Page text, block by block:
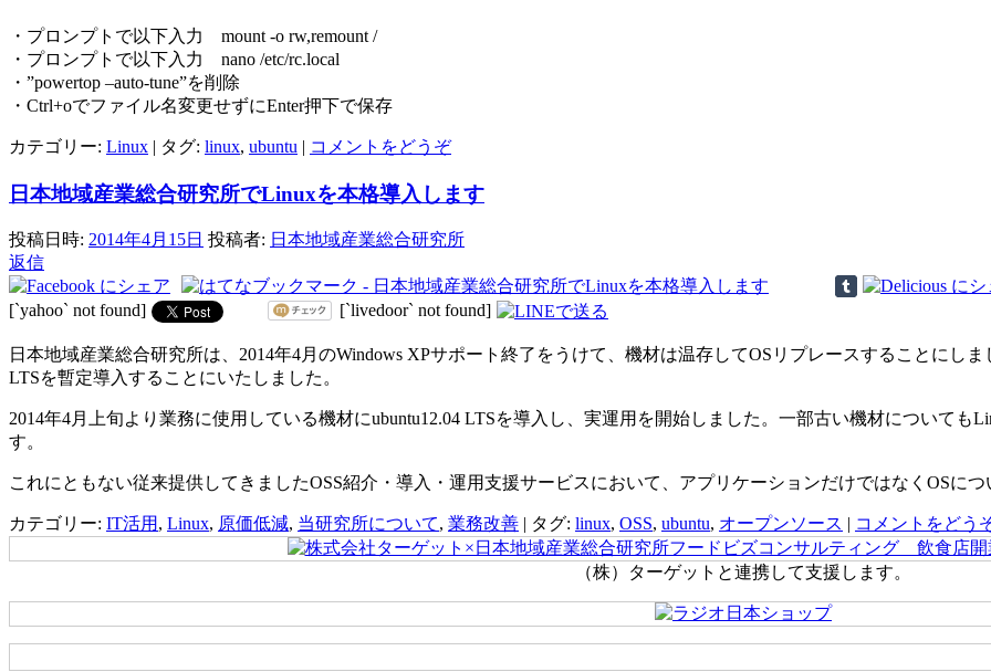
・プロンプトで以下入力 mount -o rw,remount /
・プロンプトで以下入力 nano /etc/rc.local
・”powertop –auto-tune”を削除
・Ctrl+oでファイル名変更せずにEnter押下で保存
カテゴリー: Linux | タグ: linux, ubuntu | コメントをどうぞ
日本地域産業総合研究所でLinuxを本格導入します
投稿日時: 2014年4月15日 投稿者: 日本地域産業総合研究所
返信
[`yahoo` not found] [`livedoor` not found]
日本地域産業総合研究所は、2014年4月のWindows XPサポート終了をうけて、機材は温存してOSリプレースすることにし
LTSを暫定導入することにいたしました。
2014年4月上旬より業務に使用している機材にubuntu12.04 LTSを導入し、実運用を開始しました。一部古い機材についても
す。
これにともない従来提供してきましたOSS紹介・導入・運用支援サービスにおいて、アプリケーションだけではなくOSに
カテゴリー: IT活用 , Linux, 原価低減, 当研究所について, 業務改善 | タグ: linux, OSS, ubuntu, オープンソース | コメントをどう
（株）ターゲットと連携して支援します。